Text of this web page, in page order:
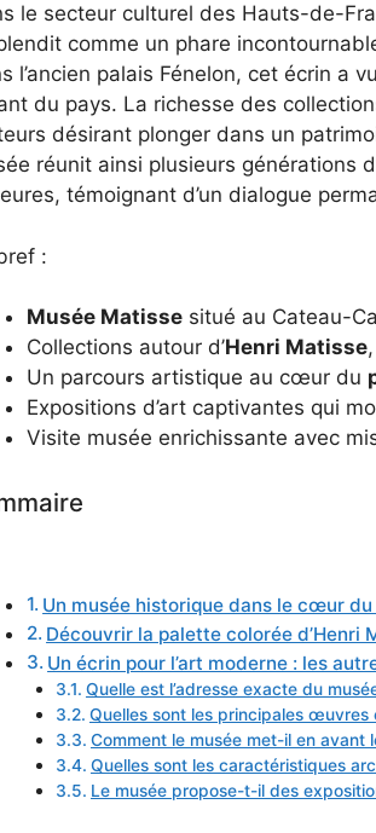
le secteur culturel des Hauts-de-
comme un phare
l’ancien palais Fénelon, cet écrin a
du pays. La richesse des
désirant plonger dans un
réunit ainsi plusieurs générations
témoignant d’un dialogue
:
Musée Matisse situé au Cateau-
Collections autour d’Henri Matisse
Un parcours artistique au cœur du
Expositions d’art captivantes qui
Visite musée enrichissante avec
Un musée historique dans le cœur
Découvrir la palette colorée
Un écrin pour l’art moderne : les
Quelle est l’adresse exacte du
Quelles sont les principales œuvres
Comment le musée met-il en avant
Quelles sont les caractéristiques
Le musée propose-t-il des